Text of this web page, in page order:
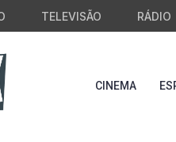
TELEVISÃO RÁDIO
CINEMA